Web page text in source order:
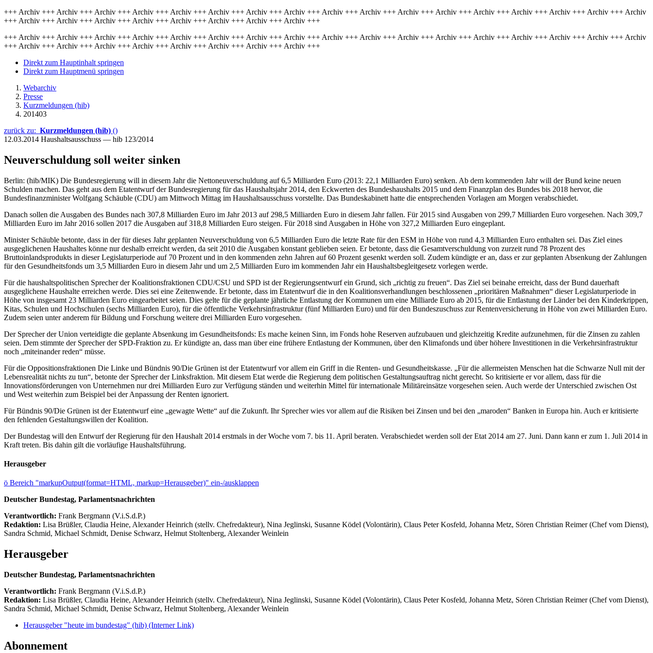
+++ Archiv +++ Archiv +++ Archiv +++ Archiv +++ Archiv +++ Archiv +++ Archiv +++ Archiv +++ Archiv +++ Archiv +++ Archiv +++ Archiv +++ Archiv +++ Archiv +++ Archiv +++ Archiv +++ Archiv
+++ Archiv +++ Archiv +++ Archiv +++ Archiv +++ Archiv +++ Archiv +++ Archiv +++ Archiv +++
+++ Archiv +++ Archiv +++ Archiv +++ Archiv +++ Archiv +++ Archiv +++ Archiv +++ Archiv +++ Archiv +++ Archiv +++ Archiv +++ Archiv +++ Archiv +++ Archiv +++ Archiv +++ Archiv +++ Archiv
+++ Archiv +++ Archiv +++ Archiv +++ Archiv +++ Archiv +++ Archiv +++ Archiv +++ Archiv +++
Direkt zum Hauptinhalt springen
Direkt zum Hauptmenü springen
Webarchiv
Presse
Kurzmeldungen (hib)
201403
zurück zu: Kurzmeldungen (hib) ()
12.03.2014 Haushaltsausschuss — hib 123/2014
Neuverschuldung soll weiter sinken
Berlin: (hib/MIK) Die Bundesregierung will in diesem Jahr die Nettoneuverschuldung auf 6,5 Milliarden Euro (2013: 22,1 Milliarden Euro) senken. Ab dem kommenden Jahr will der Bund keine neuen
Schulden machen. Das geht aus dem Etatentwurf der Bundesregierung für das Haushaltsjahr 2014, den Eckwerten des Bundeshaushalts 2015 und dem Finanzplan des Bundes bis 2018 hervor, die
Bundesfinanzminister Wolfgang Schäuble (CDU) am Mittwoch Mittag im Haushaltsausschuss vorstellte. Das Bundeskabinett hatte die entsprechenden Vorlagen am Morgen verabschiedet.
Danach sollen die Ausgaben des Bundes nach 307,8 Milliarden Euro im Jahr 2013 auf 298,5 Milliarden Euro in diesem Jahr fallen. Für 2015 sind Ausgaben von 299,7 Milliarden Euro vorgesehen. Nach 309,7
Milliarden Euro im Jahr 2016 sollen 2017 die Ausgaben auf 318,8 Milliarden Euro steigen. Für 2018 sind Ausgaben in Höhe von 327,2 Milliarden Euro eingeplant.
Minister Schäuble betonte, dass in der für dieses Jahr geplanten Neuverschuldung von 6,5 Milliarden Euro die letzte Rate für den ESM in Höhe von rund 4,3 Milliarden Euro enthalten sei. Das Ziel eines
ausgeglichenen Haushaltes könne nur deshalb erreicht werden, da seit 2010 die Ausgaben konstant geblieben seien. Er betonte, dass die Gesamtverschuldung von zurzeit rund 78 Prozent des
Bruttoinlandsprodukts in dieser Legislaturperiode auf 70 Prozent und in den kommenden zehn Jahren auf 60 Prozent gesenkt werden soll. Zudem kündigte er an, dass er zur geplanten Absenkung der Zahlungen
für den Gesundheitsfonds um 3,5 Milliarden Euro in diesem Jahr und um 2,5 Milliarden Euro im kommenden Jahr ein Haushaltsbegleitgesetz vorlegen werde.
Für die haushaltspolitischen Sprecher der Koalitionsfraktionen CDU/CSU und SPD ist der Regierungsentwurf ein Grund, sich „richtig zu freuen“. Das Ziel sei beinahe erreicht, dass der Bund dauerhaft
ausgeglichene Haushalte erreichen werde. Dies sei eine Zeitenwende. Er betonte, dass im Etatentwurf die in den Koalitionsverhandlungen beschlossenen „prioritären Maßnahmen“ dieser Legislaturperiode in
Höhe von insgesamt 23 Milliarden Euro eingearbeitet seien. Dies gelte für die geplante jährliche Entlastung der Kommunen um eine Milliarde Euro ab 2015, für die Entlastung der Länder bei den Kinderkrippen,
Kitas, Schulen und Hochschulen (sechs Milliarden Euro), für die öffentliche Verkehrsinfrastruktur (fünf Milliarden Euro) und für den Bundeszuschuss zur Rentenversicherung in Höhe von zwei Milliarden Euro.
Zudem seien unter anderem für Bildung und Forschung weitere drei Milliarden Euro vorgesehen.
Der Sprecher der Union verteidigte die geplante Absenkung im Gesundheitsfonds: Es mache keinen Sinn, im Fonds hohe Reserven aufzubauen und gleichzeitig Kredite aufzunehmen, für die Zinsen zu zahlen
seien. Dem stimmte der Sprecher der SPD-Fraktion zu. Er kündigte an, dass man über eine frühere Entlastung der Kommunen, über den Klimafonds und über höhere Investitionen in die Verkehrsinfrastruktur
noch „miteinander reden“ müsse.
Für die Oppositionsfraktionen Die Linke und Bündnis 90/Die Grünen ist der Etatentwurf vor allem ein Griff in die Renten- und Gesundheitskasse. „Für die allermeisten Menschen hat die Schwarze Null mit der
Lebensrealität nichts zu tun“, betonte der Sprecher der Linksfraktion. Mit diesem Etat werde die Regierung dem politischen Gestaltungsauftrag nicht gerecht. So kritisierte er vor allem, dass für die
Innovationsförderungen von Unternehmen nur drei Milliarden Euro zur Verfügung ständen und weiterhin Mittel für internationale Militäreinsätze vorgesehen seien. Auch werde der Unterschied zwischen Ost
und West weiterhin zum Beispiel bei der Anpassung der Renten ignoriert.
Für Bündnis 90/Die Grünen ist der Etatentwurf eine „gewagte Wette“ auf die Zukunft. Ihr Sprecher wies vor allem auf die Risiken bei Zinsen und bei den „maroden“ Banken in Europa hin. Auch er kritisierte
den fehlenden Gestaltungswillen der Koalition.
Der Bundestag will den Entwurf der Regierung für den Haushalt 2014 erstmals in der Woche vom 7. bis 11. April beraten. Verabschiedet werden soll der Etat 2014 am 27. Juni. Dann kann er zum 1. Juli 2014 in
Kraft treten. Bis dahin gilt die vorläufige Haushaltsführung.
Herausgeber
ö Bereich "markupOutput(format=HTML, markup=Herausgeber)" ein-/ausklappen
Deutscher Bundestag, Parlamentsnachrichten
Verantwortlich: Frank Bergmann (V.i.S.d.P.)
Redaktion: Lisa Brüßler, Claudia Heine, Alexander Heinrich (stellv. Chefredakteur), Nina Jeglinski, Susanne Ködel (Volontärin), Claus Peter Kosfeld, Johanna Metz, Sören Christian Reimer (Chef vom Dienst),
Sandra Schmid, Michael Schmidt, Denise Schwarz, Helmut Stoltenberg, Alexander Weinlein
Herausgeber
Deutscher Bundestag, Parlamentsnachrichten
Verantwortlich: Frank Bergmann (V.i.S.d.P.)
Redaktion: Lisa Brüßler, Claudia Heine, Alexander Heinrich (stellv. Chefredakteur), Nina Jeglinski, Susanne Ködel (Volontärin), Claus Peter Kosfeld, Johanna Metz, Sören Christian Reimer (Chef vom Dienst),
Sandra Schmid, Michael Schmidt, Denise Schwarz, Helmut Stoltenberg, Alexander Weinlein
Herausgeber "heute im bundestag" (hib) (Interner Link)
Abonnement